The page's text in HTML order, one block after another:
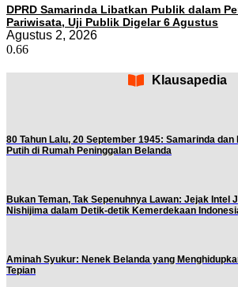
DPRD Samarinda Libatkan Publik dalam
Pariwisata, Uji Publik Digelar 6 Agustus
Agustus 2, 2026
Klausapedia
80 Tahun Lalu, 20 September 1945: Samarinda
Putih di Rumah Peninggalan Belanda
Bukan Teman, Tak Sepenuhnya Lawan: Jejak Intel
Nishijima dalam Detik-detik Kemerdekaan
Aminah Syukur: Nenek Belanda yang
Tepian